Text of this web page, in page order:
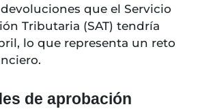
que el Servicio
Tributaria (SAT) tendría
lo que representa un reto
de aprobación